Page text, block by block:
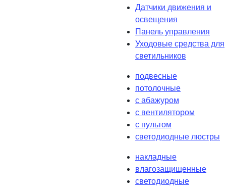
Датчики движения и
освещения
Панель управления
Уходовые средства для
светильников
подвесные
потолочные
с абажуром
с вентилятором
с пультом
светодиодные люстры
накладные
влагозащищенные
светодиодные